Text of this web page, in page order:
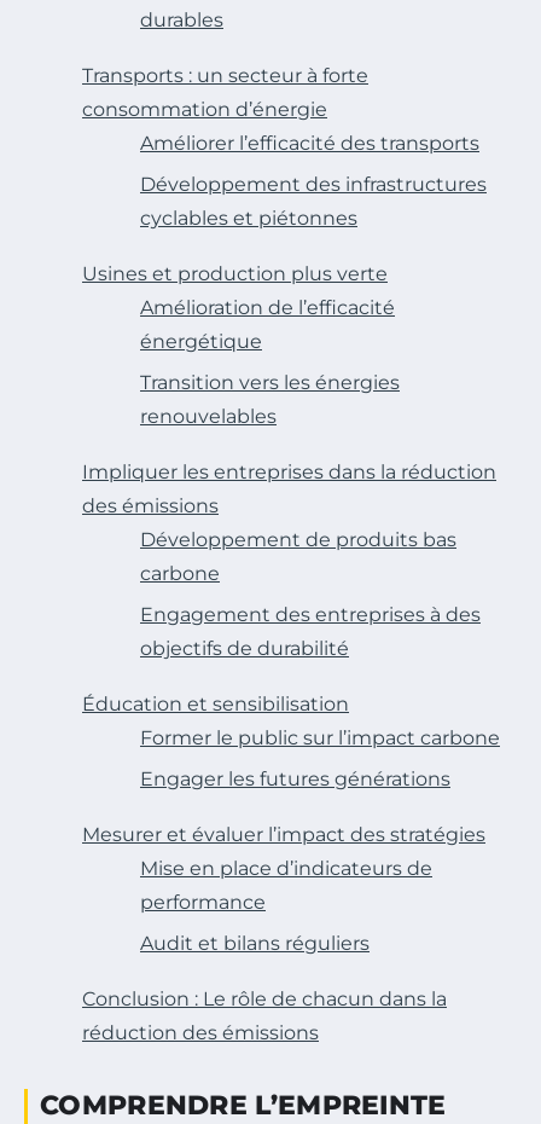
durables
Transports : un secteur à forte
consommation d’énergie
Améliorer l’efficacité des transports
Développement des infrastructures
cyclables et piétonnes
Usines et production plus verte
Amélioration de l’efficacité
énergétique
Transition vers les énergies
renouvelables
Impliquer les entreprises dans la réduction
des émissions
Développement de produits bas
carbone
Engagement des entreprises à des
objectifs de durabilité
Éducation et sensibilisation
Former le public sur l’impact carbone
Engager les futures générations
Mesurer et évaluer l’impact des stratégies
Mise en place d’indicateurs de
performance
Audit et bilans réguliers
Conclusion : Le rôle de chacun dans la
réduction des émissions
COMPRENDRE L’EMPREINTE